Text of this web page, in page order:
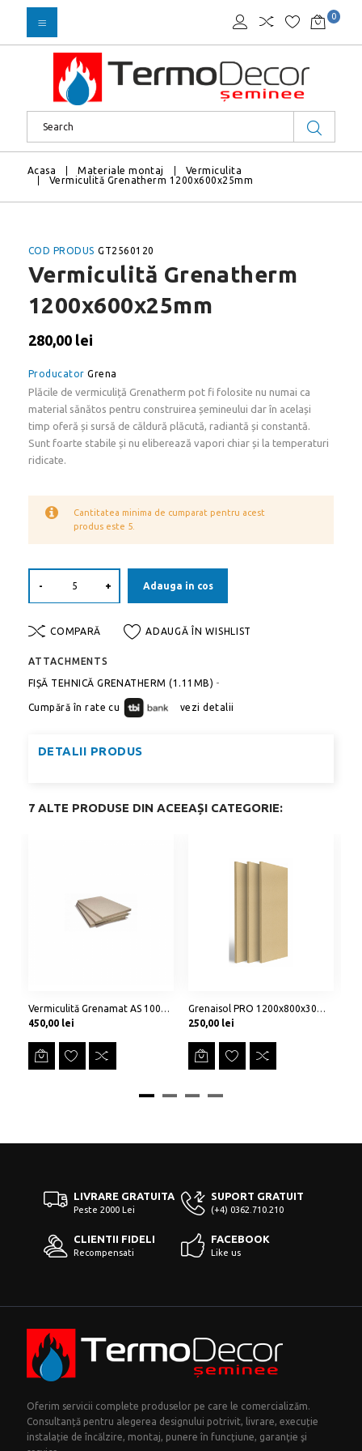
0
Acasa Materiale montaj
Vermiculita
Vermiculită Grenatherm 1200x600x25mm
COD PRODUS GT2560120
Vermiculită Grenatherm
1200x600x25mm
280,00 lei
Producator Grena
Plăcile de vermiculiță Grenatherm pot fi folosite nu numai ca
material sănătos pentru construirea șemineului dar în același
timp oferă și sursă de căldură plăcută, radiantă și constantă.
Sunt foarte stabile și nu eliberează vapori chiar și la temperaturi
ridicate.
Cantitatea minima de cumparat pentru acest
produs este 5.
- + Adauga in cos
COMPARĂ ADAUGĂ ÎN WISHLIST
ATTACHMENTS
FIȘĂ TEHNICĂ GRENATHERM (1.11MB) -
Cumpără în rate cu vezi detalii
DETALII PRODUS
7 ALTE PRODUSE DIN ACEEAȘI CATEGORIE:
Vermiculită Grenamat AS 1000x610x50mm
Preț
450,00 lei
Grenaisol PRO 1200x800x30mm - plăci ecologice de vermiculită
Preț
250,00 lei
LIVRARE GRATUITA
Peste 2000 Lei
SUPORT GRATUIT
(+4) 0362.710.210
CLIENTII FIDELI
Recompensati
FACEBOOK
Like us
Oferim servicii complete produselor pe care le comercializăm.
Consultanță pentru alegerea designului potrivit, livrare, execuție
instalație de încălzire, montaj, punere în funcțiune, garanţie şi